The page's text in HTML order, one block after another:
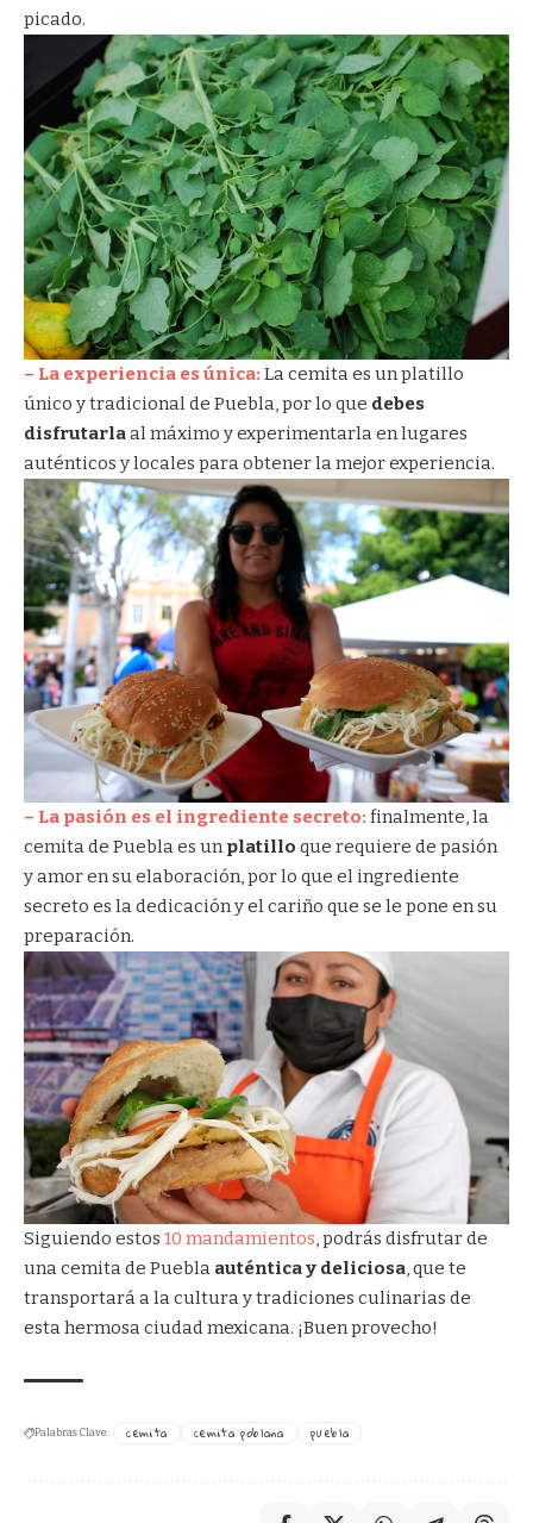
picado.
– La experiencia es única: La cemita es un platillo
único y tradicional de Puebla, por lo que debes
disfrutarlaal máximo y experimentarla en lugares
auténticos y locales para obtener la mejor experiencia.
– La pasión es el ingrediente secreto: finalmente, la
cemita de Puebla es unplatillo que requiere de pasión
y amor en su elaboración, por lo que el ingrediente
secreto es la dedicación y el cariño que se le pone en su
preparación.
Siguiendo estos 10 mandamientos, podrás disfrutar de
una cemita de Puebla auténtica y deliciosa, que te
transportará a la cultura y tradiciones culinarias de
esta hermosa ciudad mexicana. ¡Buen provecho!
Palabras Clave: cemita cemita poblana puebla